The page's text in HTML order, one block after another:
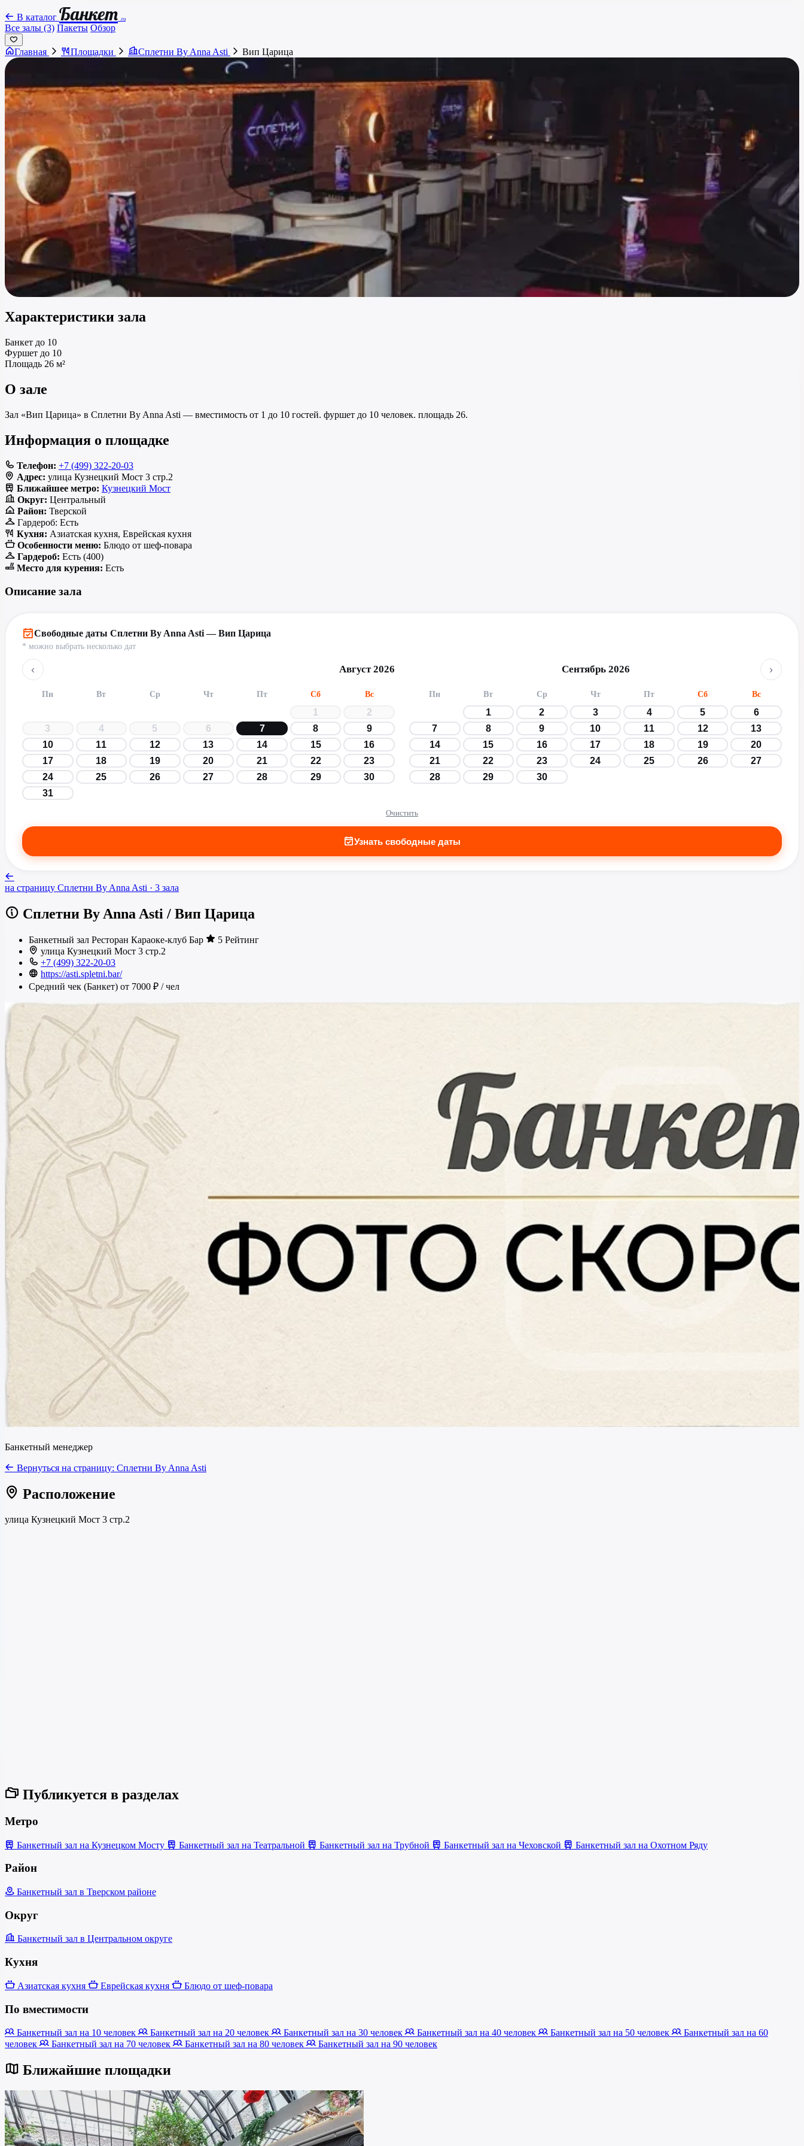
В каталог Банкет .ru
Все залы (3) Пакеты Обзор
Главная Площадки Сплетни By Anna Asti Вип Царица
Характеристики зала
Банкет до 10
Фуршет до 10
Площадь 26 м²
О зале
Зал «Вип Царица» в Сплетни By Anna Asti — вместимость от 1 до 10 гостей. фуршет до 10 человек. площадь 26.
Информация о площадке
Телефон: +7 (499) 322-20-03
Адрес: улица Кузнецкий Мост 3 стр.2
Ближайшее метро: Кузнецкий Мост
Округ: Центральный
Район: Тверской
Гардероб: Есть
Кухня: Азиатская кухня, Еврейская кухня
Особенности меню: Блюдо от шеф-повара
Гардероб: Есть (400)
Место для курения: Есть
Описание зала
Свободные даты Сплетни By Anna Asti — Вип Царица
* можно выбрать несколько дат
‹ Август 2026
Пн Вт Ср Чт Пт Сб Вс
1
2
3
4 5 6 7 8
9
10
11 12 13 14 15
16
17
18 19 20 21 22
23
24
25 26 27 28 29
30
31
Сентябрь 2026 ›
Пн Вт Ср Чт Пт Сб Вс
1 2 3 4 5
6
7
8 9 10 11 12
13
14
15 16 17 18 19
20
21
22 23 24 25 26
27
28
29 30
Очистить
Узнать свободные даты
на страницу Сплетни By Anna Asti · 3 зала
Сплетни By Anna Asti / Вип Царица
Банкетный зал Ресторан Караоке-клуб Бар
5 Рейтинг
улица Кузнецкий Мост 3 стр.2
+7 (499) 322-20-03
https://asti.spletni.bar/
Средний чек (Банкет) от 7000 ₽ / чел
Банкетный менеджер
Вернуться на страницу: Сплетни By Anna Asti
Расположение
улица Кузнецкий Мост 3 стр.2
Публикуется в разделах
Метро
Банкетный зал на Кузнецком Мосту Банкетный зал на Театральной Банкетный зал на Трубной Банкетный зал на Чеховской Банкетный зал на Охотном Ряду
Район
Банкетный зал в Тверском районе
Округ
Банкетный зал в Центральном округе
Кухня
Азиатская кухня Еврейская кухня Блюдо от шеф-повара
По вместимости
Банкетный зал на 10 человек Банкетный зал на 20 человек Банкетный зал на 30 человек Банкетный зал на 40 человек Банкетный зал на 50 человек
Банкетный зал на 60
человек
Банкетный зал на 70 человек Банкетный зал на 80 человек Банкетный зал на 90 человек
Ближайшие площадки